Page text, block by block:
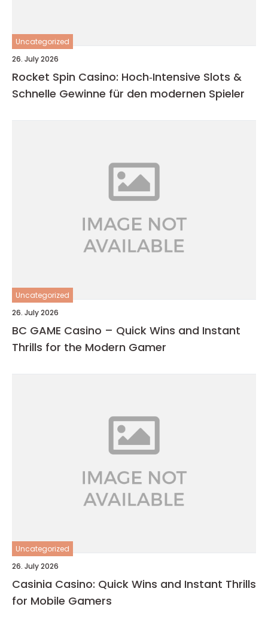
Uncategorized
26. July 2026
Rocket Spin Casino: Hoch‑Intensive Slots &
Schnelle Gewinne für den modernen Spieler
Uncategorized
26. July 2026
BC GAME Casino – Quick Wins and Instant
Thrills for the Modern Gamer
Uncategorized
26. July 2026
Casinia Casino: Quick Wins and Instant Thrills
for Mobile Gamers